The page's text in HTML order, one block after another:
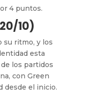
4 puntos.
10)
ritmo, y los
esta
los partidos
con Green
desde el inicio.